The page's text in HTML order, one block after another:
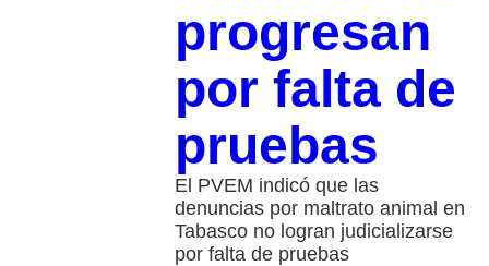
progresan
por falta de
pruebas
El PVEM indicó que las
denuncias por maltrato animal en
Tabasco no logran judicializarse
por falta de pruebas